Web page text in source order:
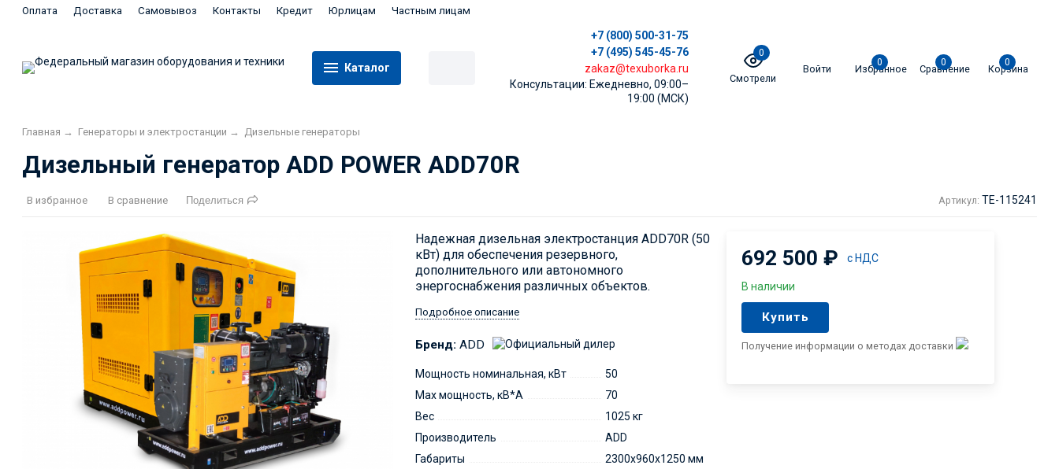
Оплата Доставка Самовывоз Контакты Кредит Юрлицам Частным лицам
Каталог
+7 (800) 500-31-75
+7 (495) 545-45-76
zakaz@texuborka.ru
Консультации: Ежедневно, 09:00–
19:00 (МСК)
0
Смотрели
Войти
0
Избранное
0
Сравнение
0
Корзина
Главная → Генераторы и электростанции → Дизельные генераторы
Дизельный генератор ADD POWER ADD70R
В избранное В сравнение Поделиться Артикул: TE-115241
Надежная дизельная электростанция ADD70R (50
кВт) для обеспечения резервного,
дополнительного или автономного
энергоснабжения различных объектов.
Подробное описание
Бренд: ADD
Мощность номинальная, кВт
50
Max мощность, кВ*А
70
Вес
1025 кг
Производитель
ADD
Габариты
2300x960x1250 мм
692 500₽ с НДС
В наличии
Купить
Получение информации о методах доставки